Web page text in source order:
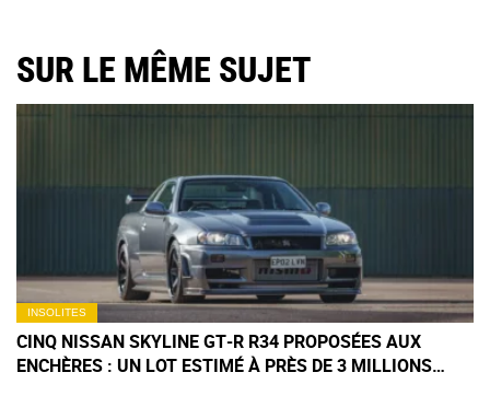
SUR LE MÊME SUJET
INSOLITES
CINQ NISSAN SKYLINE GT‑R R34 PROPOSÉES AUX
ENCHÈRES : UN LOT ESTIMÉ À PRÈS DE 3 MILLIONS